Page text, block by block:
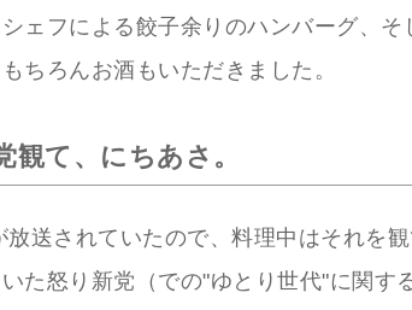
ェフによる餃子余りのハンバーグ、そ
ちろんお酒もいただきました。
観て、にちあさ。
送されていたので、料理中はそれを
た怒り新党（での"ゆとり世代"に関す